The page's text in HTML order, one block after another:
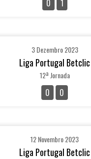
0 1
3 Dezembro 2023
Liga Portugal Betclic
12ª Jornada
0 0
12 Novembro 2023
Liga Portugal Betclic